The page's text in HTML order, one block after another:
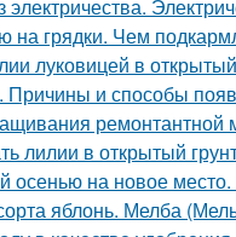
электричества.
на грядки. Чем
луковицей в
Причины и способы
лилии в открытый
осенью на новое
яблонь. Мелба